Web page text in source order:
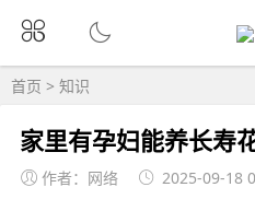
首页 > 知识
家里有孕妇能养长寿
作者：网络 2025-09-18